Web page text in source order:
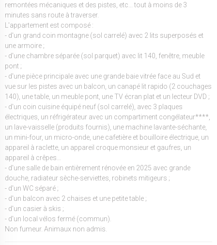
remontées mécaniques et des pistes, etc... tout à moins de 3
minutes sans route à traverser.
L'appartement est composé :
- d'un grand coin montagne (sol carrelé) avec 2 lits superposés et
une armoire ;
- d'une chambre séparée (sol parquet) avec lit 140, fenêtre, meuble
pont ;
- d'une pièce principale avec une grande baie vitrée face au Sud et
vue sur les pistes avec un balcon, un canapé lit rapido (2 couchages
140), une table, un meuble pont, une TV écran plat et un lecteur DVD ;
- d'un coin cuisine équipé neuf (sol carrelé), avec 3 plaques
électriques, un réfrigérateur avec un compartiment congélateur****,
un lave-vaisselle (produits fournis), une machine lavante-séchante,
un mini-four, un micro-onde, une cafetière et bouilloire électrique, un
appareil à raclette, un appareil croque monsieur et gaufres, un
appareil à crêpes…
- d'une salle de bain entièrement rénovée en 2025 avec grande
douche, radiateur sèche-serviettes, robinets mitigeurs ;
- d'un WC séparé ;
- d'un balcon avec 2 chaises et une petite table ;
- d'un casier à skis ;
- d'un local vélos fermé (commun).
Non fumeur. Animaux non admis.